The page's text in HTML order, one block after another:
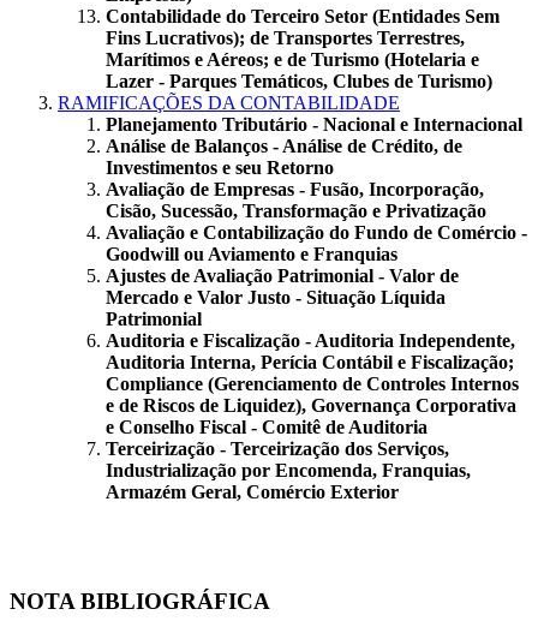
Contabilidade do Terceiro Setor (Entidades Sem
Fins Lucrativos); de Transportes Terrestres,
Marítimos e Aéreos; e de Turismo (Hotelaria e
Lazer - Parques Temáticos, Clubes de Turismo)
RAMIFICAÇÕES DA CONTABILIDADE
Planejamento Tributário - Nacional e Internacional
Análise de Balanços - Análise de Crédito, de
Investimentos e seu Retorno
Avaliação de Empresas - Fusão, Incorporação,
Cisão, Sucessão, Transformação e Privatização
Avaliação e Contabilização do Fundo de Comércio -
Goodwill ou Aviamento e Franquias
Ajustes de Avaliação Patrimonial - Valor de
Mercado e Valor Justo - Situação Líquida
Patrimonial
Auditoria e Fiscalização - Auditoria Independente,
Auditoria Interna, Perícia Contábil e Fiscalização;
Compliance (Gerenciamento de Controles Internos
e de Riscos de Liquidez), Governança Corporativa
e Conselho Fiscal - Comitê de Auditoria
Terceirização - Terceirização dos Serviços,
Industrialização por Encomenda, Franquias,
Armazém Geral, Comércio Exterior
NOTA BIBLIOGRÁFICA